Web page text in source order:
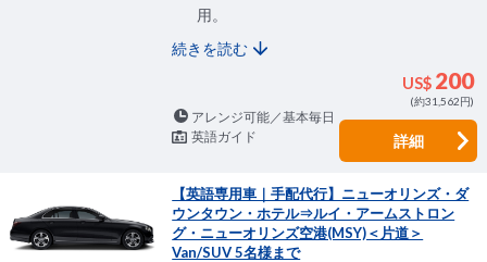
用。
続きを読む
US$ 200
(約31,562円)
アレンジ可能／基本毎日
英語ガイド
詳細
【英語専用車｜手配代行】ニューオリンズ・ダ
ウンタウン・ホテル⇒ルイ・アームストロン
グ・ニューオリンズ空港(MSY)＜片道＞
Van/SUV 5名様まで